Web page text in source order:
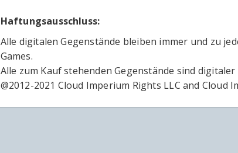
Haftungsausschluss:
Alle digitalen Gegenstände bleiben immer und zu
Games.
Alle zum Kauf stehenden Gegenstände sind
@2012-2021 Cloud Imperium Rights LLC and Cloud